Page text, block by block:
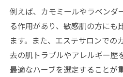
例えば、カモミールやラベンダ
る作用があり、敏感肌の方にも
ます。また、エステサロンでの
去の肌トラブルやアレルギー歴
最適なハーブを選定することが